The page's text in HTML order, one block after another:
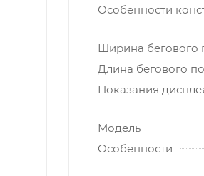
Особенности
Ширина бегового
Длина бегового
Показания
Модель
Особенности